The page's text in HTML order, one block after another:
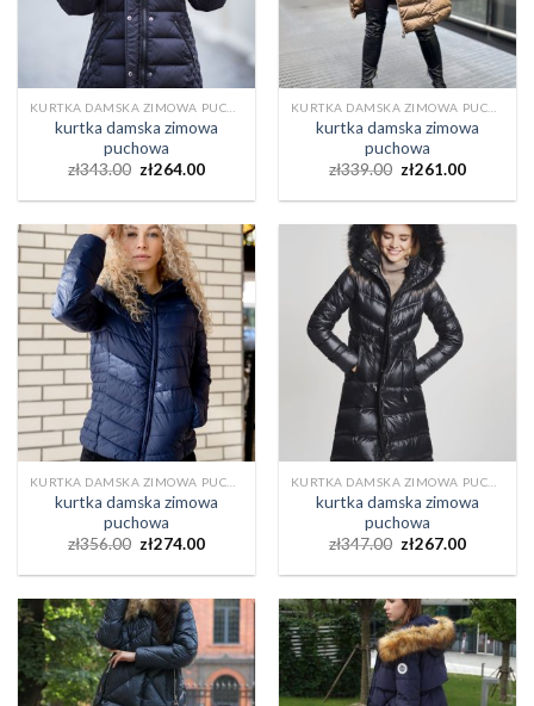
kurtka damska zimowa
puchowa
zł343.00 zł264.00
kurtka damska zimowa
puchowa
zł339.00 zł261.00
kurtka damska zimowa
puchowa
zł356.00 zł274.00
kurtka damska zimowa
puchowa
zł347.00 zł267.00